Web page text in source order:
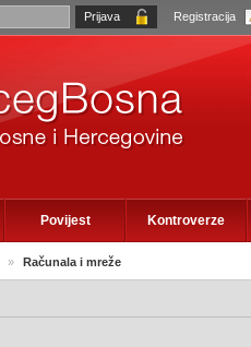
Registracija
Povijest Kontroverze
» Računala i mreže